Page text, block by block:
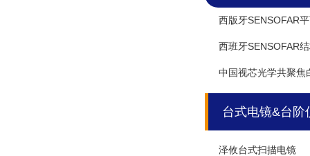
西版牙SENSOFAR
西班牙SENSOFAR
中国视芯光学共聚焦
台式电镜&台阶
泽攸台式扫描电镜